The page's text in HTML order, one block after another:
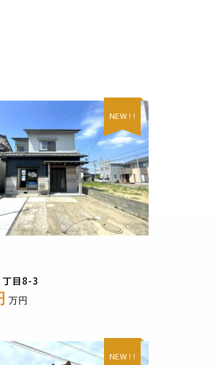
NEW ! !
丁目8-3
万円
NEW ! !